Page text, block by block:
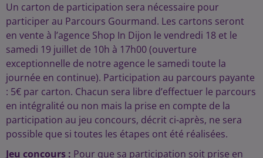
Un carton de participation sera nécessaire pour
participer au Parcours Gourmand. Les cartons seront
en vente à l’agence Shop In Dijon le vendredi 18 et le
samedi 19 juillet de 10h à 17h00 (ouverture
exceptionnelle de notre agence le samedi toute la
journée en continue). Participation au parcours payante
: 5€ par carton. Chacun sera libre d’effectuer le parcours
en intégralité ou non mais la prise en compte de la
participation au jeu concours, décrit ci-après, ne sera
possible que si toutes les étapes ont été réalisées.
Jeu concours : Pour que sa participation soit prise en